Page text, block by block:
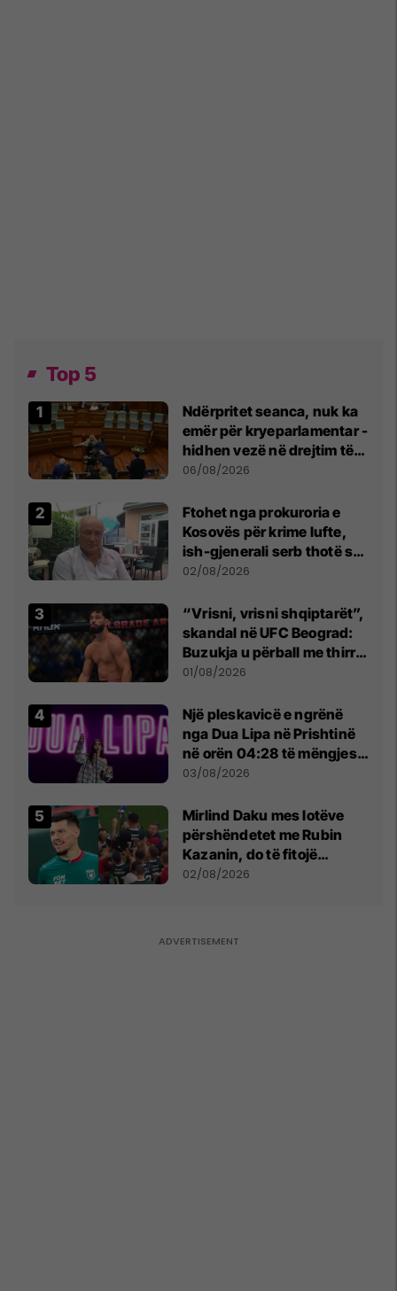
Top 5
Ndërpritet seanca, nuk ka
emër për kryeparlamentar -
hidhen vezë në drejtim të
Kurtit
06/08/2026
Ftohet nga prokuroria e
Kosovës për krime lufte,
ish-gjenerali serb thotë se
dikush e tradhtoi në
02/08/2026
“Vrisni, vrisni shqiptarët”,
skandal në UFC Beograd:
Buzukja u përball me thirrje
anti-shqiptare nga
01/08/2026
Një pleskavicë e ngrënë
nga Dua Lipa në Prishtinë
në orën 04:28 të mëngjesit
- dhe bota digjitale serbe
03/08/2026
Mirlind Daku mes lotëve
përshëndetet me Rubin
Kazanin, do të fitojë
miliona te Spartak Moska
02/08/2026